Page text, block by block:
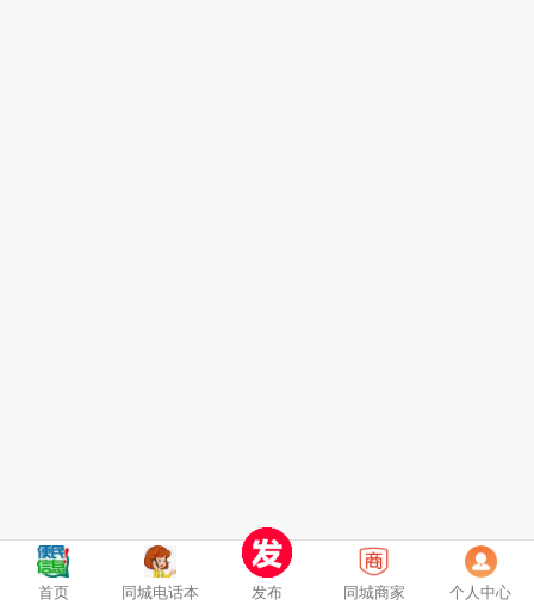
首页 同城电话本 发布 同城商家 个人中心